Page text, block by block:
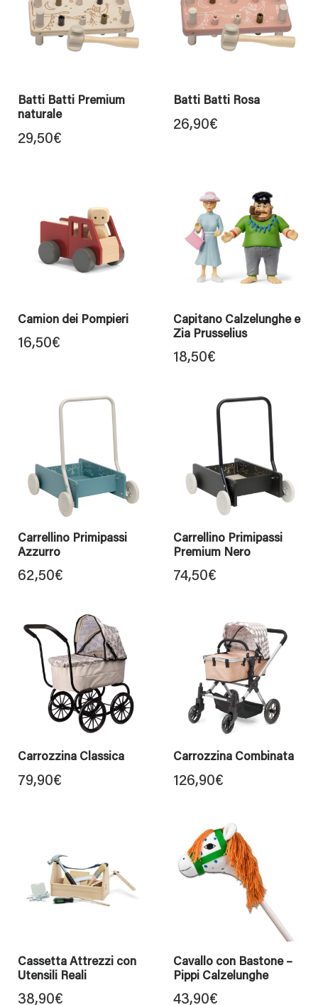
Batti Batti Premium
naturale
29,50€
Batti Batti Rosa
26,90€
Camion dei Pompieri
16,50€
Capitano Calzelunghe e
Zia Prusselius
18,50€
Carrellino Primipassi
Azzurro
62,50€
Carrellino Primipassi
Premium Nero
74,50€
Carrozzina Classica
79,90€
Carrozzina Combinata
126,90€
Cassetta Attrezzi con
Utensili Reali
38,90€
Cavallo con Bastone –
Pippi Calzelunghe
43,90€